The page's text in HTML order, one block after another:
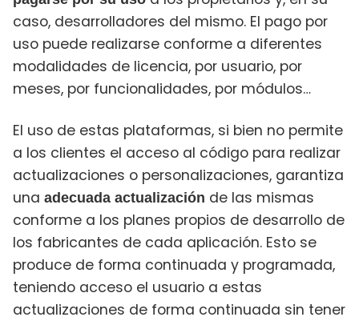
caso, desarrolladores del mismo. El pago por
uso puede realizarse conforme a diferentes
modalidades de licencia, por usuario, por
meses, por funcionalidades, por módulos…
El uso de estas plataformas, si bien no permite
a los clientes el acceso al código para realizar
actualizaciones o personalizaciones, garantiza
una adecuada actualización de las mismas
conforme a los planes propios de desarrollo de
los fabricantes de cada aplicación. Esto se
produce de forma continuada y programada,
teniendo acceso el usuario a estas
actualizaciones de forma continuada sin tener